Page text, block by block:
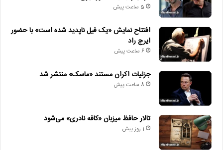
5 ساعت پیش
افتتاح نمایش «یک فیل ناپدید شده است» با حضور
ایرج راد
6 ساعت پیش
جزئیات اکران مستند «ماسک» منتشر شد
8 ساعت پیش
تالار حافظ میزبان «کافه نادری» می‌شود
1 روز پیش